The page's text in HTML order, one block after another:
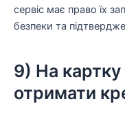
сервіс має право їх
безпеки та
9) На
отримати